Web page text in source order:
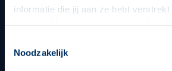
informatie die jij aan ze hebt verstrekt
op een veilige en integere wijze. Je
beheren op de privacy- en
Noodzakelijk